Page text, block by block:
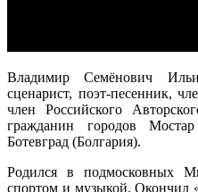
Владимир Семёнович
сценарист, поэт-песенник,
член Российского
гражданин городов
Ботевград (Болгария).
Родился в подмосковных
спортом и музыкой. Окончил